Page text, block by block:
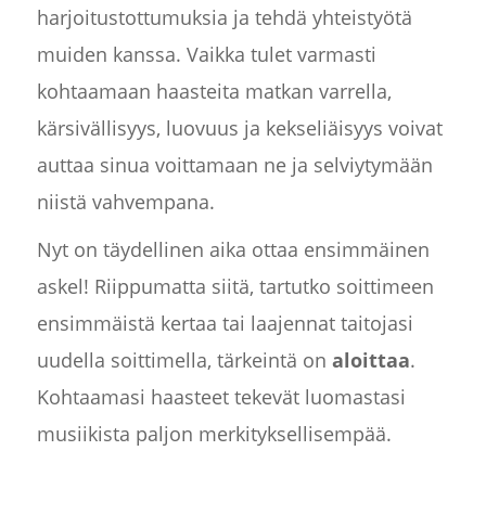
harjoitustottumuksia ja tehdä yhteistyötä
muiden kanssa. Vaikka tulet varmasti
kohtaamaan haasteita matkan varrella,
kärsivällisyys, luovuus ja kekseliäisyys voivat
auttaa sinua voittamaan ne ja selviytymään
niistä vahvempana.
Nyt on täydellinen aika ottaa ensimmäinen
askel! Riippumatta siitä, tartutko soittimeen
ensimmäistä kertaa tai laajennat taitojasi
uudella soittimella, tärkeintä on aloittaa.
Kohtaamasi haasteet tekevät luomastasi
musiikista paljon merkityksellisempää.